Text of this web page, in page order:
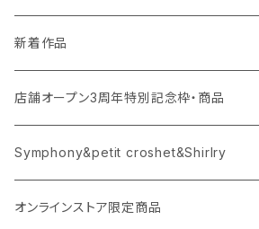
新着作品
店舗オープン3周年特別記念枠・商品
Symphony&petit croshet&Shirlry
Symphony（シンフォニー）
オンラインストア限定商品